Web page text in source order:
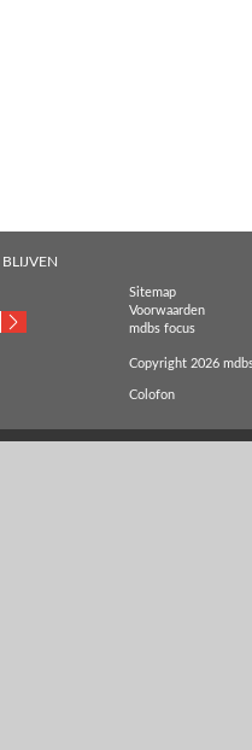
Sitemap
Voorwaarden
mdbs focus
Copyright 2026
Colofon